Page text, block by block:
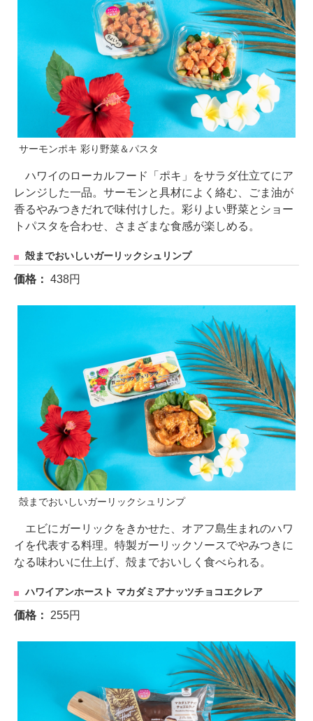
サーモンポキ 彩り野菜＆パスタ
ハワイのローカルフード「ポキ」をサラダ仕立てにア
レンジした一品。サーモンと具材によく絡む、ごま油が
香るやみつきだれで味付けした。彩りよい野菜とショー
トパスタを合わせ、さまざまな食感が楽しめる。
殻までおいしいガーリックシュリンプ
価格： 438円
殻までおいしいガーリックシュリンプ
エビにガーリックをきかせた、オアフ島生まれのハワ
イを代表する料理。特製ガーリックソースでやみつきに
なる味わいに仕上げ、殻までおいしく食べられる。
ハワイアンホースト マカダミアナッツチョコエクレア
価格： 255円